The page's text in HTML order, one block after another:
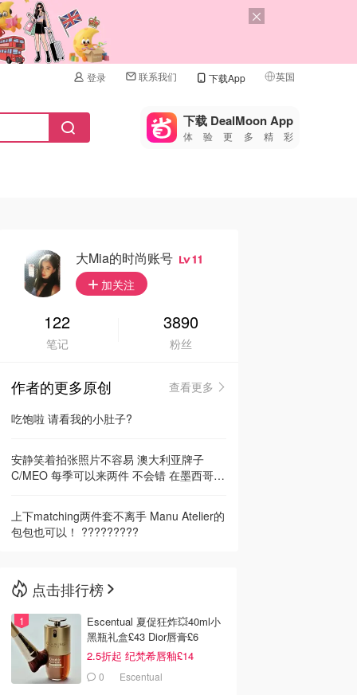
登录 联系我们 下载App 英国
🇺🇸
🇨🇳 中国
🇩🇪
🇮🇹
🇦🇺
🇳🇿新西兰
下载 DealMoon App
体验更多精彩
大Mia的时尚账号 11
加关注
122
笔记
3890
粉丝
作者的更多原创
查看更多
吃饱啦 请看我的小肚子?
安静笑着拍张照片不容易 澳大利亚牌子
C/MEO 每季可以来两件 不会错 在墨西哥
上下matching两件套不离手 Manu Atelier的
包包也可以！ ?????????
点击排行榜
Escentual 夏促狂炸💥40ml小
黑瓶礼盒£43 Dior唇膏£6
2.5折起 纪梵希唇釉£14
0 Escentual